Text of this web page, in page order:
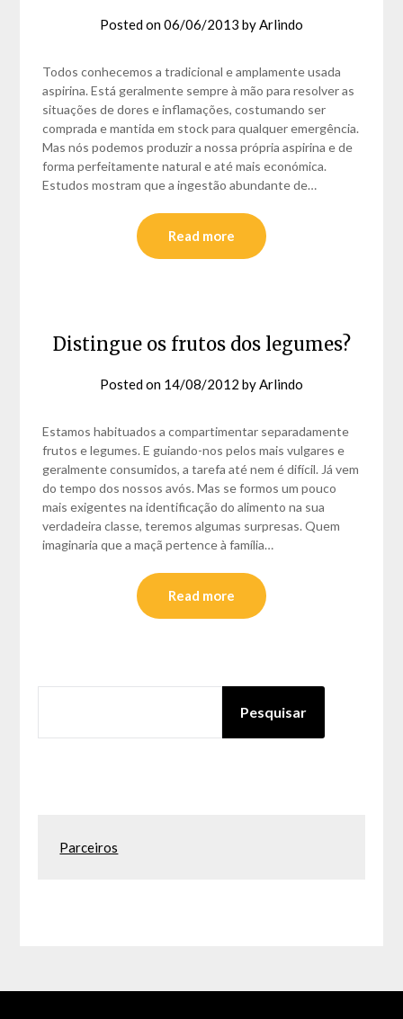
Posted on06/06/2013 byArlindo
Todos conhecemos a tradicional e amplamente usada
aspirina. Está geralmente sempre à mão para resolver as
situações de dores e inflamações, costumando ser
comprada e mantida em stock para qualquer emergência.
Mas nós podemos produzir a nossa própria aspirina e de
forma perfeitamente natural e até mais económica.
Estudos mostram que a ingestão abundante de…
Read more
Distingue os frutos dos legumes?
Posted on 14/08/2012 byArlindo
Estamos habituados a compartimentar separadamente
frutos e legumes. E guiando-nos pelos mais vulgares e
geralmente consumidos, a tarefa até nem é difícil. Já vem
do tempo dos nossos avós. Mas se formos um pouco
mais exigentes na identificação do alimento na sua
verdadeira classe, teremos algumas surpresas. Quem
imaginaria que a maçã pertence à família…
Read more
Pesquisar
Parceiros